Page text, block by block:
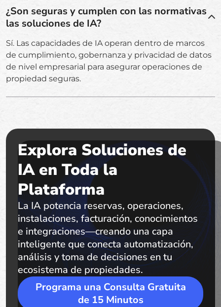
¿Son seguras y cumplen con las normativas
las soluciones de IA?
Sí. Las capacidades de IA operan dentro de marcos
de cumplimiento, gobernanza y privacidad de datos
de nivel empresarial para asegurar operaciones de
propiedad seguras.
Explora Soluciones de
IA en Toda la
Plataforma
La IA potencia reservas, operaciones,
instalaciones, facturación, conocimientos
e integraciones—creando una capa
inteligente que conecta automatización,
análisis y toma de decisiones en tu
ecosistema de propiedades.
Programa una Consulta Gratuita
de 15 Minutos